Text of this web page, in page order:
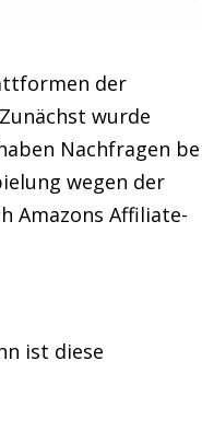
der
wurde
Nachfragen
wegen der
Amazons Affiliate-
ist diese